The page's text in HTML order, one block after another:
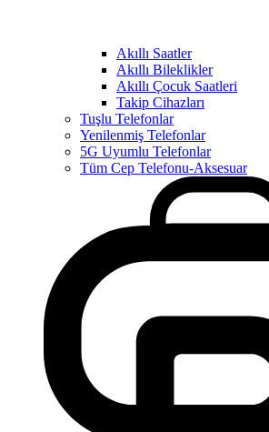
Akıllı Saatler
Akıllı Bileklikler
Akıllı Çocuk Saatleri
Takip Cihazları
Tuşlu Telefonlar
Yenilenmiş Telefonlar
5G Uyumlu Telefonlar
Tüm Cep Telefonu-Aksesuar